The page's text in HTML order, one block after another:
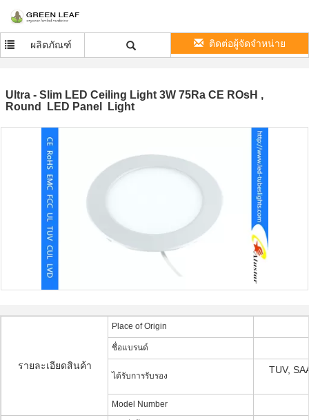
ผลิตภัณฑ์ ติดต่อผู้จัดจำหน่าย
Ultra - Slim LED Ceiling Light 3W 75Ra CE ROsH ,
Round LED Panel Light
รายละเอียดสินค้า
Place of Origin
ชื่อแบรนด์
ได้รับการรับรอง
TUV,
Model Number